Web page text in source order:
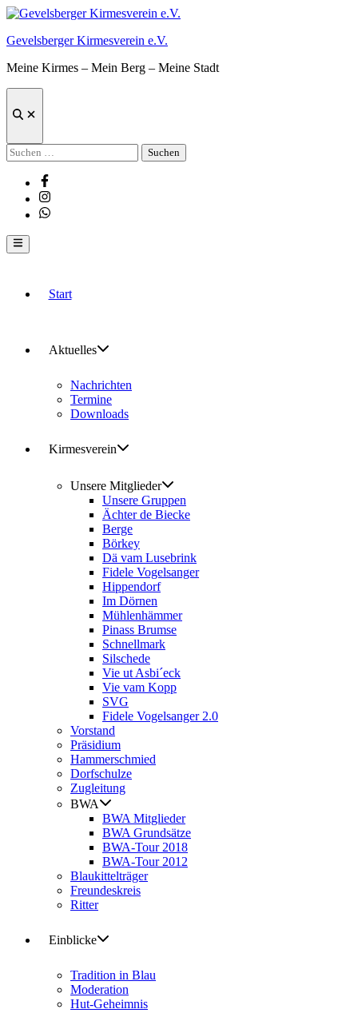
Zum
springen
Gevelsberger Kirmesverein e.V.
Meine Kirmes – Mein Berg – Meine Stadt
Suche
Suchen
nach:
Facebook
Instagram
Whatsapp
Hauptmenü
Start
Aktuelles
Nachrichten
Termine
Downloads
Kirmesverein
Unsere Mitglieder
Unsere Gruppen
Ächter de Biecke
Berge
Börkey
Dä vam Lusebrink
Fidele Vogelsanger
Hippendorf
Im Dörnen
Mühlenhämmer
Pinass Brumse
Schnellmark
Silschede
Vie ut Asbi´eck
Vie vam Kopp
SVG
Fidele Vogelsanger 2.0
Vorstand
Präsidium
Hammerschmied
Dorfschulze
Zugleitung
BWA
BWA Mitglieder
BWA Grundsätze
BWA-Tour 2018
BWA-Tour 2012
Blaukittelträger
Freundeskreis
Ritter
Einblicke
Tradition in Blau
Moderation
Hut-Geheimnis